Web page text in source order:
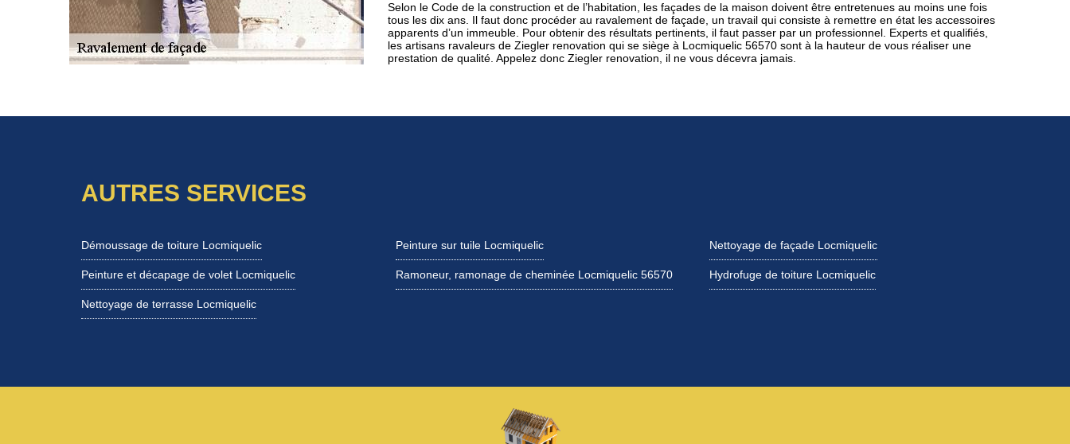
Selon le Code de la construction et de l’habitation, les façades de la maison doivent être entretenues au moins une fois
tous les dix ans. Il faut donc procéder au ravalement de façade, un travail qui consiste à remettre en état les accessoires
apparents d’un immeuble. Pour obtenir des résultats pertinents, il faut passer par un professionnel. Experts et qualifiés,
les artisans ravaleurs de Ziegler renovation qui se siège à Locmiquelic 56570 sont à la hauteur de vous réaliser une
prestation de qualité. Appelez donc Ziegler renovation, il ne vous décevra jamais.
AUTRES SERVICES
Démoussage de toiture Locmiquelic
Peinture et décapage de volet Locmiquelic
Nettoyage de terrasse Locmiquelic
Peinture sur tuile Locmiquelic
Ramoneur, ramonage de cheminée Locmiquelic 56570
Nettoyage de façade Locmiquelic
Hydrofuge de toiture Locmiquelic